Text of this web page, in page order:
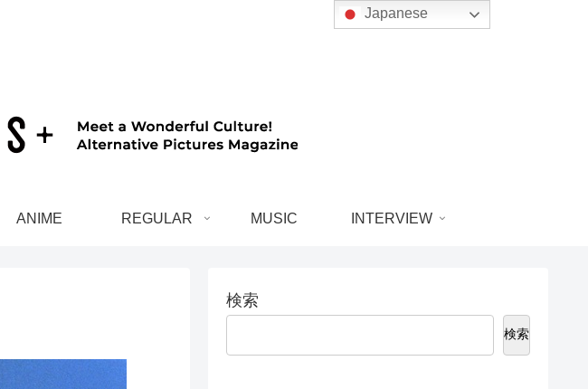
ANIME REGULAR MUSIC INTERVIEW
検索
検索
Japanese